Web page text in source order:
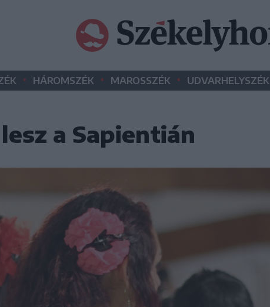
• HÁROMSZÉK • MAROSSZÉK • UDVARHELYSZÉK
a Sapientián